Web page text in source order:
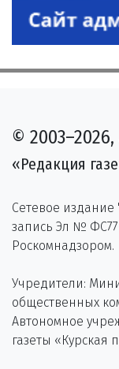
©
«Редакция
Сетевое издание
запись Эл №
Роскомнадзором.
Учредители:
общественных
Автономное
газеты «Курская